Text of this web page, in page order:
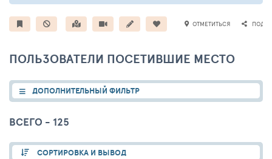
ОТМЕТИТЬСЯ
ПОЛЬЗОВАТЕЛИ ПОСЕТИВШИЕ МЕСТО
ДОПОЛНИТЕЛЬНЫЙ ФИЛЬТР
ВСЕГО - 125
СОРТИРОВКА И ВЫВОД